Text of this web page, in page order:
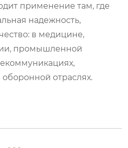
применение там, где
надежность,
в медицине,
промышленной
отраслях.